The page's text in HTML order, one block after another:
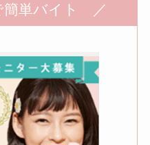
単バイト ／